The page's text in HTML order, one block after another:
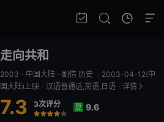
走向共和
2003 · 中国大陆 · 剧情 历史 · 2003-04-12(中
国大陆)上映 · 汉语普通话,英语,日语 · 详情
7.3 3次评分
很差
较差
还行推荐力荐
豆 9.6